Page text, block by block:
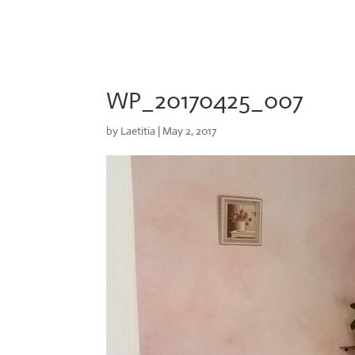
WP_20170425_007
by Laetitia | May 2, 2017